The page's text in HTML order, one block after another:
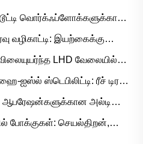
வொர்க்ஃப்ளோக்களுக்கான
வழிகாட்டி: இயற்கைக்கு
பிரபலமான அளவுகள் மற்றும்
விலையுயர்ந்த LHD வேலையில்லா
டயர்கள் ஏன் முக்கியம்
ஐஸ்ல் ஸ்டெபிலிட்டி: ரீச் டிரக்
மற்றும் செயல்பாட்டு வழிகாட்டி
ஆபரேஷன்களுக்கான அல்டிமேட்
போக்குகள்: செயல்திறன்,